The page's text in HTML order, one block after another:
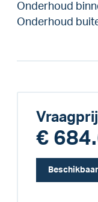
Onderhoud
Onderhoud
€
Beschikbaar